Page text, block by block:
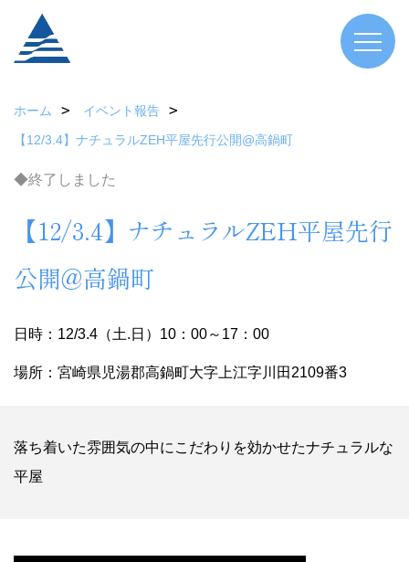
ホーム
イベント報告
【12/3.4】ナチュラルZEH平屋先行公開@高鍋町
◆終了しました
【12/3.4】ナチュラルZEH平屋先行
公開@高鍋町
日時：12/3.4（土.日）10：00～17：00
場所：宮崎県児湯郡高鍋町大字上江字川田2109番3
落ち着いた雰囲気の中にこだわりを効かせたナチュラルな
平屋